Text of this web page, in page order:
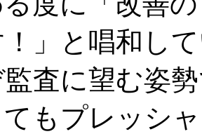
」と唱和し
査に望む姿
てもプレッシ